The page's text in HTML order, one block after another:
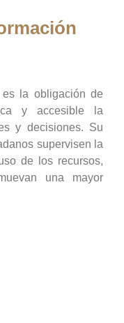
es la obligación de
y accesible la
y decisiones. Su
supervisen la
de los recursos,
una mayor